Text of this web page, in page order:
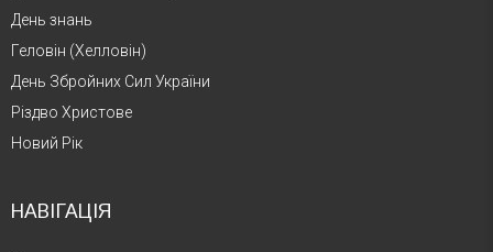
День знань
Геловін (Хелловін)
День Збройних Сил України
Різдво Христове
Новий Рік
НАВІГАЦІЯ